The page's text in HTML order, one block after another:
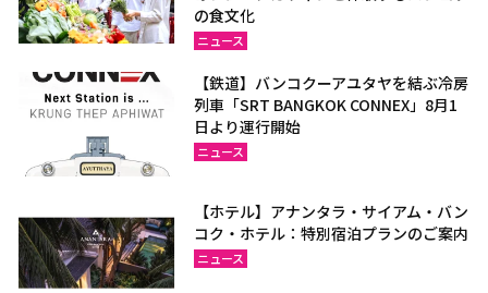
の食文化
ニュース
【鉄道】バンコクーアユタヤを結ぶ冷房
列車「SRT BANGKOK CONNEX」8月1
日より運行開始
ニュース
【ホテル】アナンタラ・サイアム・バン
コク・ホテル：特別宿泊プランのご案内
ニュース